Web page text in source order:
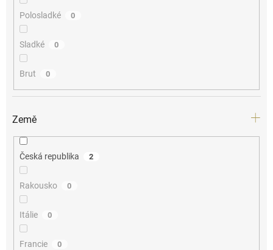
Polosladké 0
Sladké 0
Brut 0
Země
Česká republika 2
Rakousko 0
Itálie 0
Francie 0